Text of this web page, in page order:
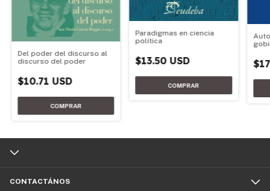
Del poder del discurso al
discurso del poder
$10.71 USD
Paradigmas en ciencia
política
$13.50 USD
CONTACTÁNOS